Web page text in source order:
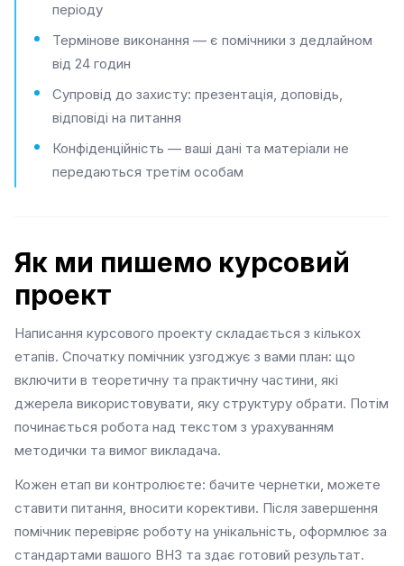
періоду
Термінове виконання — є помічники з дедлайном
від 24 годин
Супровід до захисту: презентація, доповідь,
відповіді на питання
Конфіденційність — ваші дані та матеріали не
передаються третім особам
Як ми пишемо курсовий
проект
Написання курсового проекту складається з кількох
етапів. Спочатку помічник узгоджує з вами план: що
включити в теоретичну та практичну частини, які
джерела використовувати, яку структуру обрати. Потім
починається робота над текстом з урахуванням
методички та вимог викладача.
Кожен етап ви контролюєте: бачите чернетки, можете
ставити питання, вносити корективи. Після завершення
помічник перевіряє роботу на унікальність, оформлює за
стандартами вашого ВНЗ та здає готовий результат.